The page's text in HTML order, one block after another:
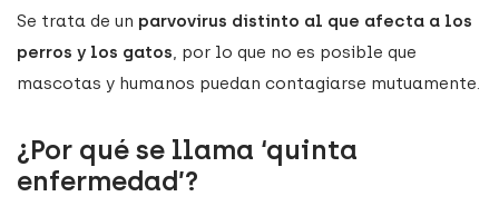
Se trata de un parvovirus distinto al que afecta a los
perros y los gatos, por lo que no es posible que
mascotas y humanos puedan contagiarse mutuamente.
¿Por qué se llama ‘quinta
enfermedad’?